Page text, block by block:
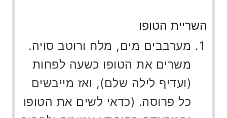
השריית הטופו
מערבבים מים, מלח ורוטב סויה.
משרים את הטופו כשעה לפחות
(ועדיף לילה שלם), ואז מייבשים
כל פרוסה. (כדאי לשים את הטופו